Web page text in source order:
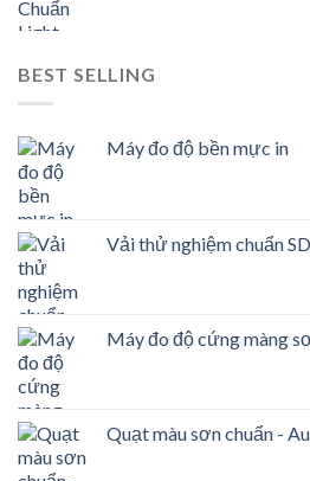
BEST SELLING
Máy đo độ bền mực in
Vải thử nghiệm chuẩn
Máy đo độ cứng màng
Quạt màu sơn chuẩn -